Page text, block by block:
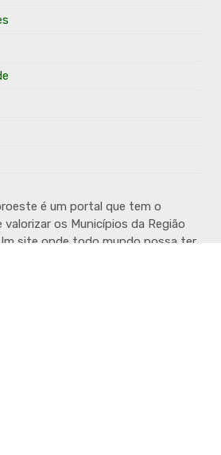
é um portal que tem o
os Municípios da Região
site onde todo mundo possa ter